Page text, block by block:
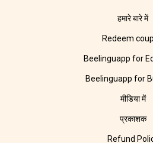
हमारे बारे में
Redeem
Beelinguapp for
Beelinguapp for
मीडिया में
प्रकाशक
Refund